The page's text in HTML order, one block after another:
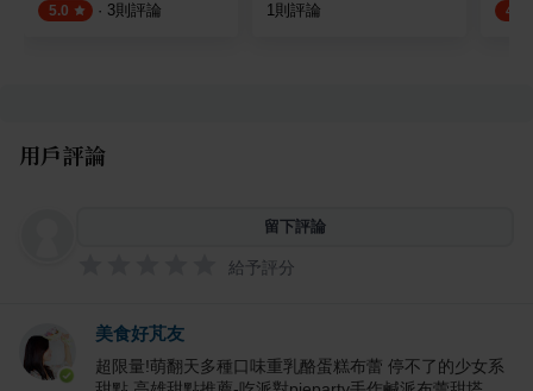
5.0 · 3則評論 1則評論 4.5
用戶評論
留下評論
給予評分
美食好芃友
超限量!萌翻天多種口味重乳酪蛋糕布蕾 停不了的少女系